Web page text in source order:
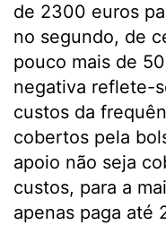
de 2300 euros
no segundo, de
pouco mais de
negativa reflete-
custos da
cobertos pela
apoio não seja
custos, para a
apenas paga até